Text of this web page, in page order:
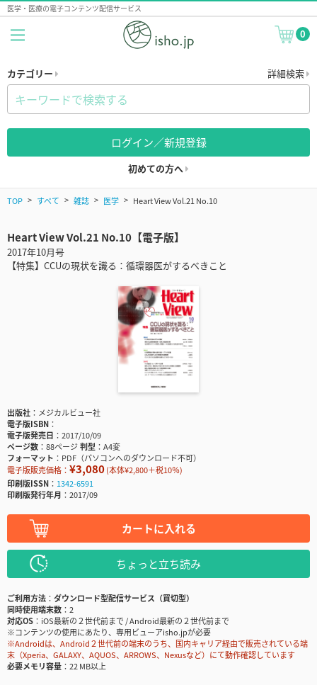
医学・医療の電子コンテンツ配信サービス
0
カテゴリー 詳細検索
ログイン／新規登録
初めての方へ
TOP すべて 雑誌 医学 Heart View Vol.21 No.10
Heart View Vol.21 No.10【電子版】
2017年10月号
【特集】CCUの現状を識る：循環器医がするべきこと
出版社
メジカルビュー社
電子版ISBN
電子版発売日
2017/10/09
ページ数
88ページ判型
A4変
フォーマット
PDF（パソコンへのダウンロード不可）
電子版販売価格： ¥3,080(本体¥2,800＋税10％)
印刷版ISSN
1342-6591
印刷版発行年月
2017/09
カートに入れる
ちょっと立ち読み
ご利用方法
ダウンロード型配信サービス（買切型）
同時使用端末数
2
対応OS
iOS最新の２世代前まで / Android最新の２世代前まで
※コンテンツの使用にあたり、専用ビューアisho.jpが必要
※Androidは、Android２世代前の端末のうち、国内キャリア経由で販売されている端
末（Xperia、GALAXY、AQUOS、ARROWS、Nexusなど）にて動作確認しています
必要メモリ容量
22 MB以上